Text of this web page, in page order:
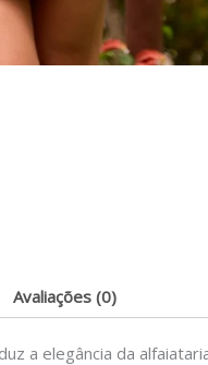
Avaliações (0)
a elegância da